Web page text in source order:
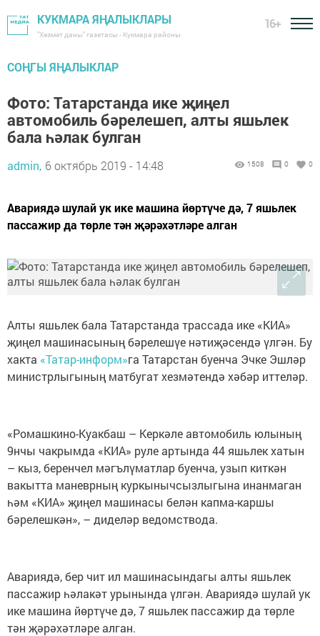
КУКМАРА ЯҢАЛЫКЛАРЫ
"Хезмәт даны" газетасы - Кукмара районы
16+
СОҢГЫ ЯҢАЛЫКЛАР
Фото: Татарстанда ике җиңел
автомобиль бәрелешеп, алты яшьлек
бала һәлак булган
admin, 6 октябрь 2019 - 14:48 1508 0 0
Авариядә шулай ук ике машина йөртүче дә, 7 яшьлек
пассажир да төрле тән җәрәхәтләре алган
Алты яшьлек бала Татарстанда трассада ике «КИА»
җиңел машинасының бәрелешүе нәтиҗәсендә үлгән. Бу
хакта «Татар-информ»га Татарстан буенча Эчке Эшләр
министрлыгының матбугат хезмәтендә хәбәр иттеләр.
«Ромашкино-Куакбаш – Керкәле автомобиль юлының
9нчы чакрымда «КИА» руле артында 44 яшьлек хатын
– кыз, беренчел мәгълүматлар буенча, узып киткән
вакытта маневрның куркынычсызлыгына инанмаган
һәм «КИА» җиңел машинасы белән капма-каршы
бәрелешкән», – диделәр ведомствода.
Авариядә, бер чит ил машинасындагы алты яшьлек
пассажир һәлакәт урынында үлгән. Авариядә шулай ук
ике машина йөртүче дә, 7 яшьлек пассажир да төрле
тән җәрәхәтләре алган.